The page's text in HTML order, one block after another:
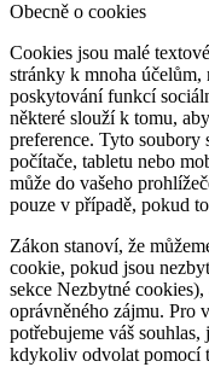
Obecně o cookies
Cookies jsou malé
stránky k mnoha účelům,
poskytování funkcí
některé slouží k tomu,
preference. Tyto soubory
počítače, tabletu nebo
může do vašeho
pouze v případě, pokud
Zákon stanoví, že
cookie, pokud jsou
sekce Nezbytné cookies),
oprávněného zájmu. Pro
potřebujeme váš
kdykoliv odvolat pomocí